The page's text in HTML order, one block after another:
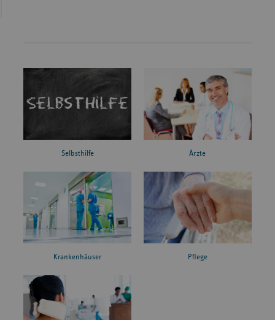
Selbsthilfe Ärzte
Krankenhäuser Pflege